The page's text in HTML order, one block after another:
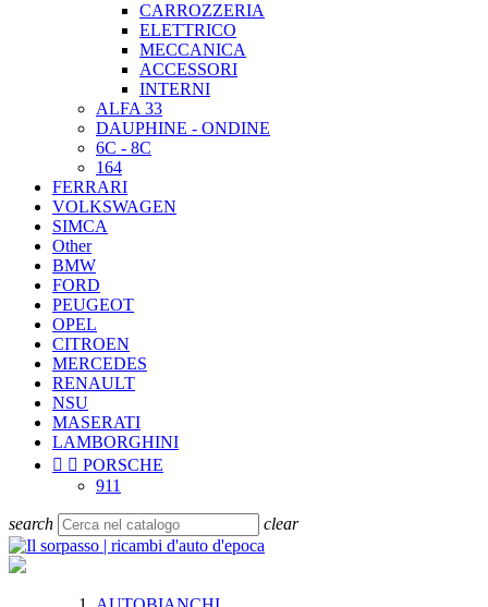
CARROZZERIA
ELETTRICO
MECCANICA
ACCESSORI
INTERNI
ALFA 33
DAUPHINE - ONDINE
6C - 8C
164
FERRARI
VOLKSWAGEN
SIMCA
Other
BMW
FORD
PEUGEOT
OPEL
CITROEN
MERCEDES
RENAULT
NSU
MASERATI
LAMBORGHINI
  PORSCHE
911
search clear